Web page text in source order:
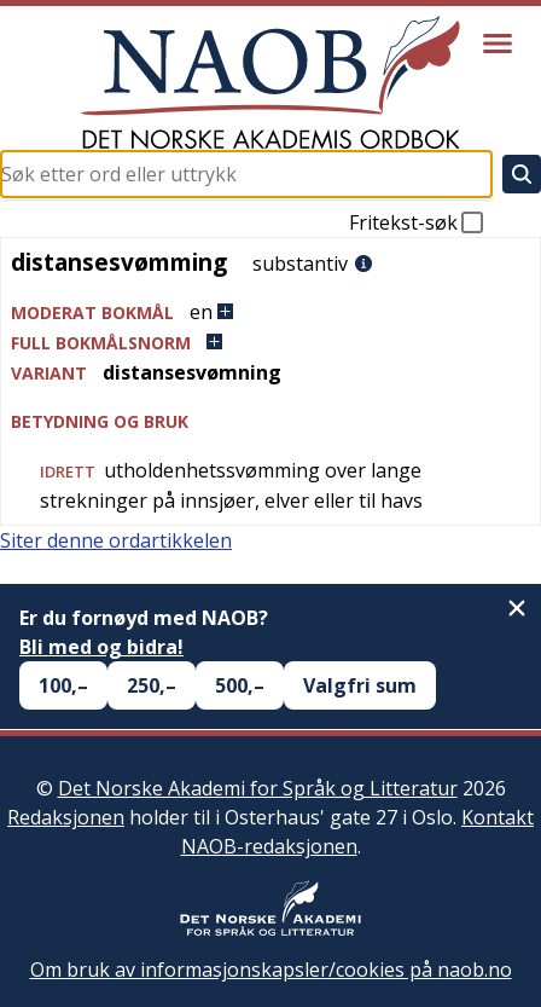
Fritekst-søk
distansesvømming
distansesvømming substantiv
MODERAT BOKMÅL en
FULL BOKMÅLSNORM
VARIANT
distansesvømning
BETYDNING OG BRUK
IDRETT utholdenhetssvømming over lange
strekninger på innsjøer, elver eller til havs
Siter denne ordartikkelen
Er du fornøyd med NAOB?
Bli med og bidra!
100,–
250,– 500,– Valgfri sum
© Det Norske Akademi for Språk og Litteratur2026
Redaksjonen holder til i Osterhaus' gate 27 i Oslo. Kontakt
NAOB-redaksjonen.
Om bruk av informasjonskapsler/cookies på naob.no